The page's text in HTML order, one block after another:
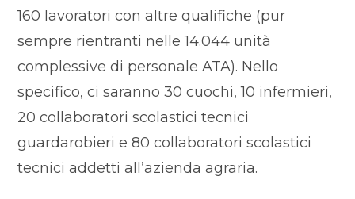
160 lavoratori con altre qualifiche (pur
sempre rientranti nelle 14.044 unità
complessive di personale ATA). Nello
specifico, ci saranno 30 cuochi, 10 infermieri,
20 collaboratori scolastici tecnici
guardarobieri e 80 collaboratori scolastici
tecnici addetti all’azienda agraria.